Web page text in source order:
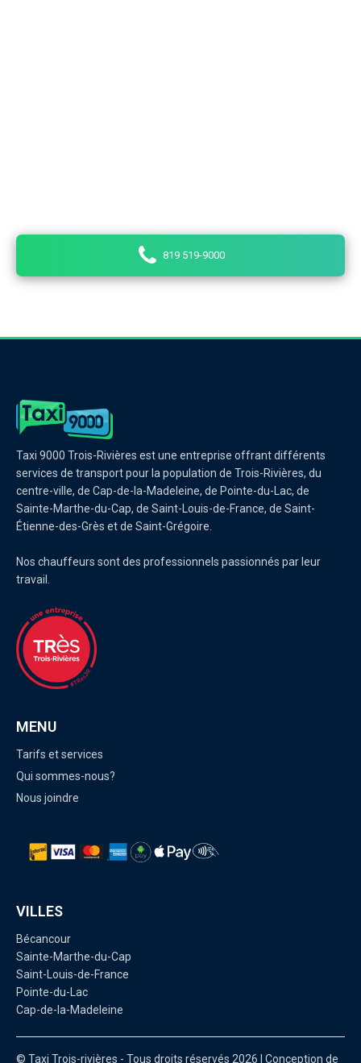
819 519-9000
Taxi 9000 Trois-Rivières est une entreprise offrant différents
services de transport pour la population de Trois-Rivières, du
centre-ville, de Cap-de-la-Madeleine, de Pointe-du-Lac, de
Sainte-Marthe-du-Cap, de Saint-Louis-de-France, de Saint-
Étienne-des-Grès et de Saint-Grégoire.
Nos chauffeurs sont des professionnels passionnés par leur
travail.
MENU
Tarifs et services
Qui sommes-nous?
Nous joindre
VILLES
Bécancour
Sainte-Marthe-du-Cap
Saint-Louis-de-France
Pointe-du-Lac
Cap-de-la-Madeleine
© Taxi Trois-rivières - Tous droits réservés 2026 | Conception de